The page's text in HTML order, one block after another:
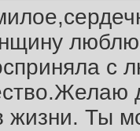
с
жизни. Ты